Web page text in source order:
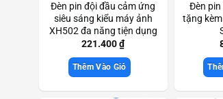
Đèn pin đội đầu cảm ứng
siêu sáng kiểu máy ảnh
XH502 đa năng tiện dụng
Scd3714
221.400₫
Thêm Vào Giỏ
Đèn pin
tặng